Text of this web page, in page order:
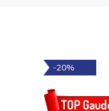
to
end
-20%